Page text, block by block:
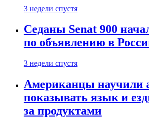
3 недели спустя
Седаны Senat 900
по объявлению в
3 недели спустя
Американцы научили
показывать язык и
за продуктами